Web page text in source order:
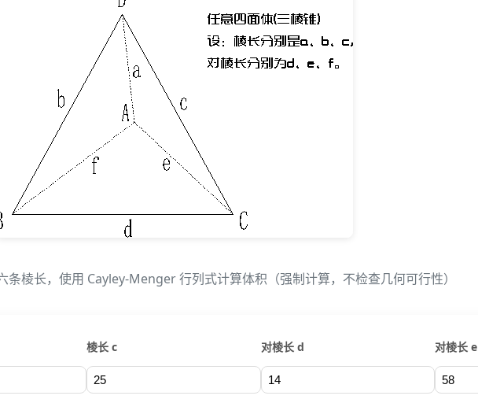
条棱长，使用 Cayley-Menger 行列式计算体积（强制计算，不检查几何可行性）
棱长 c 对棱长 d 对棱长 e